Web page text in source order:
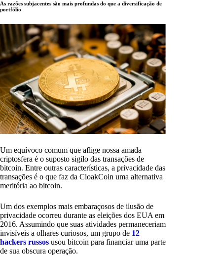
As razões subjacentes são mais profundas do que a diversificação de
portfólio
Um equívoco comum que aflige nossa amada
criptosfera é o suposto sigilo das transações de
bitcoin. Entre outras características, a privacidade das
transações é o que faz da CloakCoin uma alternativa
meritória ao bitcoin.
Um dos exemplos mais embaraçosos de ilusão de
privacidade ocorreu durante as eleições dos EUA em
2016. Assumindo que suas atividades permaneceriam
invisíveis a olhares curiosos, um grupo de 12
hackers russos usou bitcoin para financiar uma parte
de sua obscura operação.